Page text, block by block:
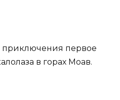
приключения первое
в горах Моав.